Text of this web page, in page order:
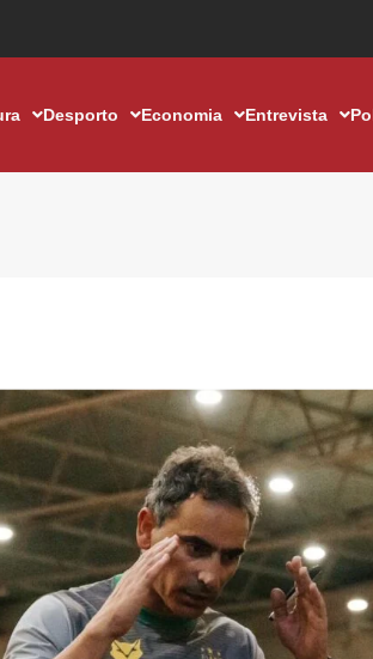
Desporto Economia Entrevista